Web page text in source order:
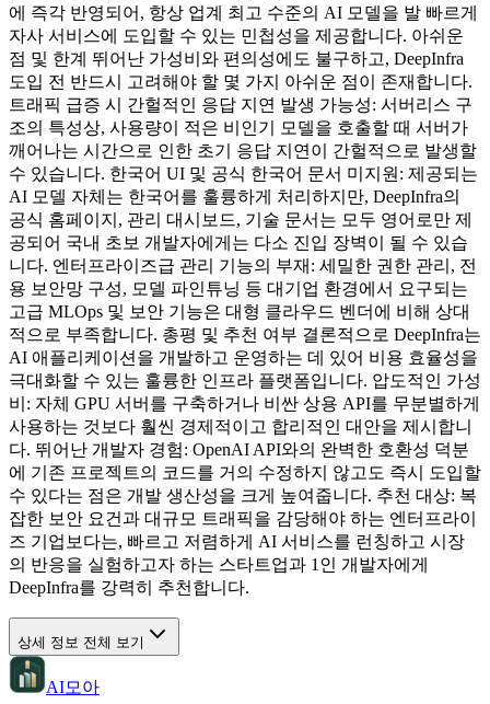
에 즉각 반영되어, 항상 업계 최고 수준의 AI 모델을 발 빠르게
자사 서비스에 도입할 수 있는 민첩성을 제공합니다. 아쉬운
점 및 한계 뛰어난 가성비와 편의성에도 불구하고, DeepInfra
도입 전 반드시 고려해야 할 몇 가지 아쉬운 점이 존재합니다.
트래픽 급증 시 간헐적인 응답 지연 발생 가능성: 서버리스 구
조의 특성상, 사용량이 적은 비인기 모델을 호출할 때 서버가
깨어나는 시간으로 인한 초기 응답 지연이 간헐적으로 발생할
수 있습니다. 한국어 UI 및 공식 한국어 문서 미지원: 제공되는
AI 모델 자체는 한국어를 훌륭하게 처리하지만, DeepInfra의
공식 홈페이지, 관리 대시보드, 기술 문서는 모두 영어로만 제
공되어 국내 초보 개발자에게는 다소 진입 장벽이 될 수 있습
니다. 엔터프라이즈급 관리 기능의 부재: 세밀한 권한 관리, 전
용 보안망 구성, 모델 파인튜닝 등 대기업 환경에서 요구되는
고급 MLOps 및 보안 기능은 대형 클라우드 벤더에 비해 상대
적으로 부족합니다. 총평 및 추천 여부 결론적으로 DeepInfra는
AI 애플리케이션을 개발하고 운영하는 데 있어 비용 효율성을
극대화할 수 있는 훌륭한 인프라 플랫폼입니다. 압도적인 가성
비: 자체 GPU 서버를 구축하거나 비싼 상용 API를 무분별하게
사용하는 것보다 훨씬 경제적이고 합리적인 대안을 제시합니
다. 뛰어난 개발자 경험: OpenAI API와의 완벽한 호환성 덕분
에 기존 프로젝트의 코드를 거의 수정하지 않고도 즉시 도입할
수 있다는 점은 개발 생산성을 크게 높여줍니다. 추천 대상: 복
잡한 보안 요건과 대규모 트래픽을 감당해야 하는 엔터프라이
즈 기업보다는, 빠르고 저렴하게 AI 서비스를 런칭하고 시장
의 반응을 실험하고자 하는 스타트업과 1인 개발자에게
DeepInfra를 강력히 추천합니다.
상세 정보 전체 보기
AI모아